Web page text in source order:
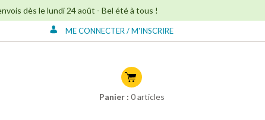
dès le lundi 24 août - Bel été à tous !
ME CONNECTER / M'INSCRIRE
Créer mon compte
Panier : 0articles